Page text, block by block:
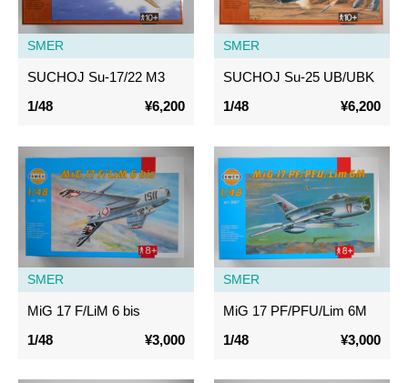
SMER
SUCHOJ Su-17/22 M3
1/48
¥6,200
SMER
SUCHOJ Su-25 UB/UBK
1/48
¥6,200
SMER
MiG 17 F/LiM 6 bis
1/48
¥3,000
SMER
MiG 17 PF/PFU/Lim 6M
1/48
¥3,000